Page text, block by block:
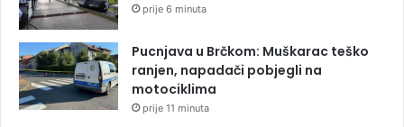
prije 6 minuta
Pucnjava u Brčkom: Muškarac teško
ranjen, napadači pobjegli na
motociklima
prije 11 minuta